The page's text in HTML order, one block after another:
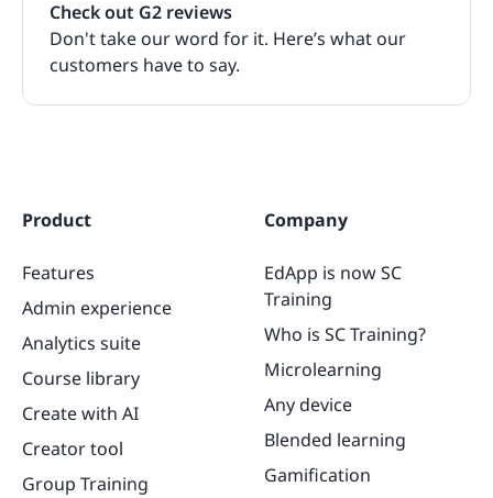
Check out G2 reviews
Don't take our word for it. Here’s what our
customers have to say.
Product
Features
Admin experience
Analytics suite
Course library
Create with AI
Creator tool
Group Training
Company
EdApp is now SC
Training
Who is SC Training?
Microlearning
Any device
Blended learning
Gamification